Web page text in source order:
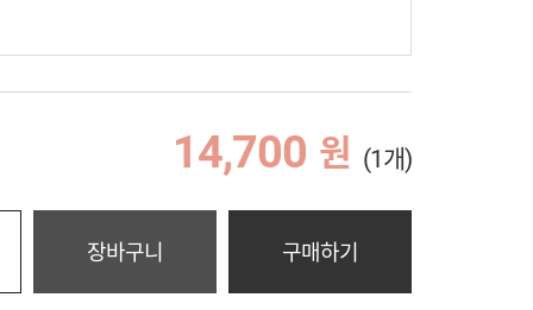
14,700 원 (1개)
장바구니 구매하기